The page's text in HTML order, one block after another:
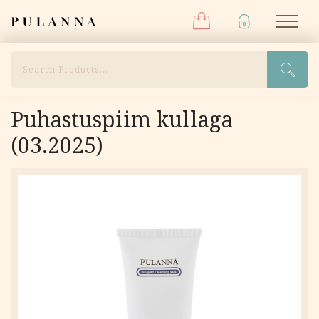
sisu
Menüü
Puhastuspiim kullaga
(03.2025)